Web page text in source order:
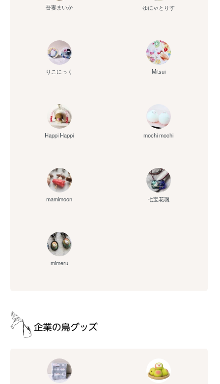
吾妻まいか ゆにゃとりす
りこにっく Mitsui
Happi Happi mochi mochi
mamimoon 七宝花毱
mimeru